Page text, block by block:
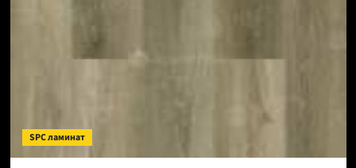
SPC ламинат